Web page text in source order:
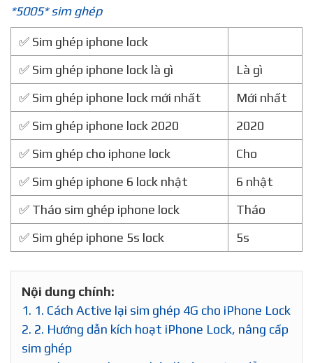
*5005* sim ghép
✅ Sim ghép iphone lock
✅ Sim ghép iphone lock là gì
Là gì
✅ Sim ghép iphone lock mới nhất
Mới nhất
✅ Sim ghép iphone lock 2020
2020
✅ Sim ghép cho iphone lock
Cho
✅ Sim ghép iphone 6 lock nhật
6 nhật
✅ Tháo sim ghép iphone lock
Tháo
✅ Sim ghép iphone 5s lock
5s
Nội dung chính:
1. 1. Cách Active lại sim ghép 4G cho iPhone Lock
2. 2. Hướng dẫn kích hoạt iPhone Lock, nâng cấp
sim ghép